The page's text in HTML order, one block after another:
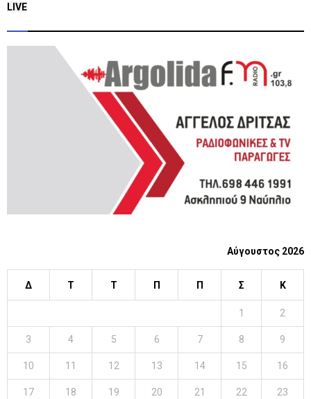
c
H
LIVE
Αύγουστος 2026
Δ Τ Τ Π Π Σ Κ
1 2
3 4 5 6 7 8 9
10 11 12 13 14 15 16
17 18 19 20 21 22 23